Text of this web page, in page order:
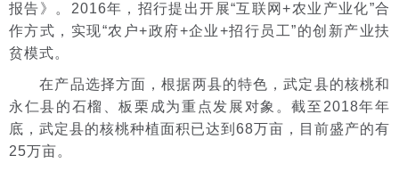
报告》。2016年，招行提出开展“互联网+农业产业化”合
作方式，实现“农户+政府+企业+招行员工”的创新产业扶
贫模式。
在产品选择方面，根据两县的特色，武定县的核桃和
永仁县的石榴、板栗成为重点发展对象。截至2018年年
底，武定县的核桃种植面积已达到68万亩，目前盛产的有
25万亩。